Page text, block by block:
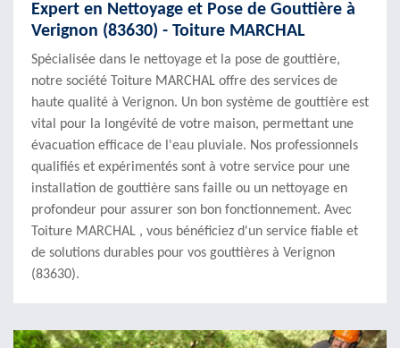
Expert en Nettoyage et Pose de Gouttière à
Verignon (83630) - Toiture MARCHAL
Spécialisée dans le nettoyage et la pose de gouttière,
notre société Toiture MARCHAL offre des services de
haute qualité à Verignon. Un bon système de gouttière est
vital pour la longévité de votre maison, permettant une
évacuation efficace de l'eau pluviale. Nos professionnels
qualifiés et expérimentés sont à votre service pour une
installation de gouttière sans faille ou un nettoyage en
profondeur pour assurer son bon fonctionnement. Avec
Toiture MARCHAL , vous bénéficiez d'un service fiable et
de solutions durables pour vos gouttières à Verignon
(83630).